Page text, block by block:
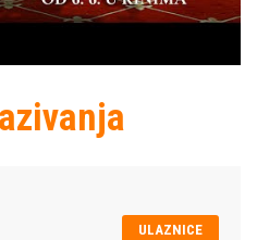
ULAZNICE